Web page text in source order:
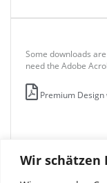
Wir schätzen
Some downloads
need the Adobe
Premium